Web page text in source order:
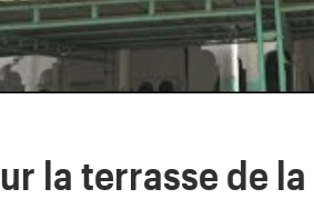
la terrasse de